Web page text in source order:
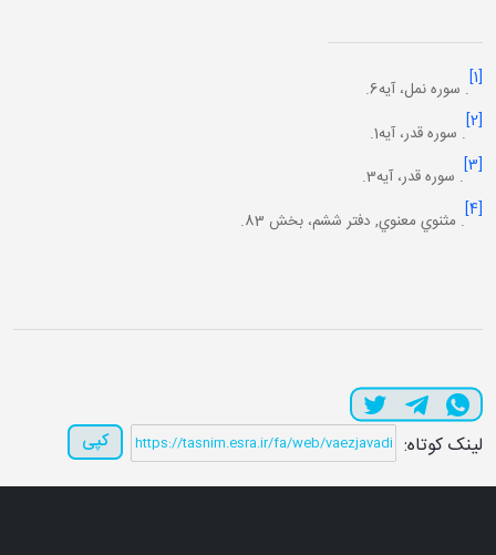
. سوره نمل، آيه6.
[2]
. سوره قدر، آيه1.
[3]
. سوره قدر، آيه3.
[4]
. مثنوي معنوي, دفتر ششم، بخش 83.
لینک کوتاه: کپی